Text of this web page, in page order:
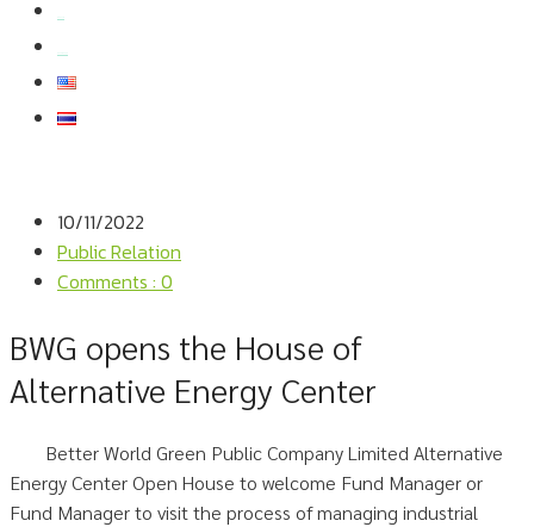
10/11/2022
Public Relation
Comments : 0
BWG opens the House of
Alternative Energy Center
Better World Green Public Company Limited Alternative
Energy Center Open House to welcome Fund Manager or
Fund Manager to visit the process of managing industrial